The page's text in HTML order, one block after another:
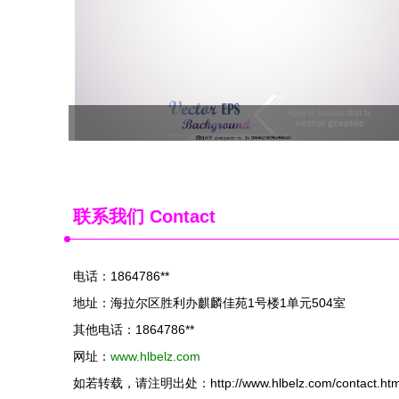
联系我们 Contact
电话：1864786**
地址：海拉尔区胜利办麒麟佳苑1号楼1单元504室
其他电话：1864786**
网址： www.hlbelz.com
如若转载，请注明出处：http://www.hlbelz.com/